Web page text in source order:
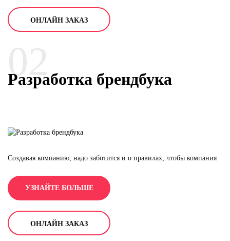
позиционирует себя на рынке. .
ОНЛАЙН ЗАКАЗ
02
Разработка брендбука
Создавая компанию, надо заботится и о правилах, чтобы компания
внутренней дисциплине помогает брендбук - (официальный
документ компании, в котором описывается концепция бренда,
атрибуты бренда, целевая аудитория и позиционирование
компании). И как любой официальный документ компании,
брендбук требует большого внимания и четкости соблюдения
правил.
УЗНАЙТЕ БОЛЬШЕ
ОНЛАЙН ЗАКАЗ